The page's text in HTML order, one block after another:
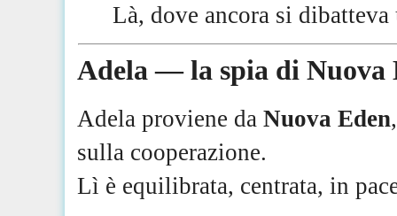
Là, dove ancora si
Adela — la spia di Nuova
Adela proviene daNuova Eden
sulla cooperazione.
Lì è equilibrata, centrata, in